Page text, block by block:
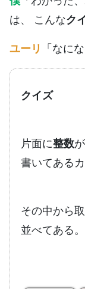
は、 こんなク
ユーリ 「なに
クイズ
片面に整数
書いてある
その中から
並べてある。